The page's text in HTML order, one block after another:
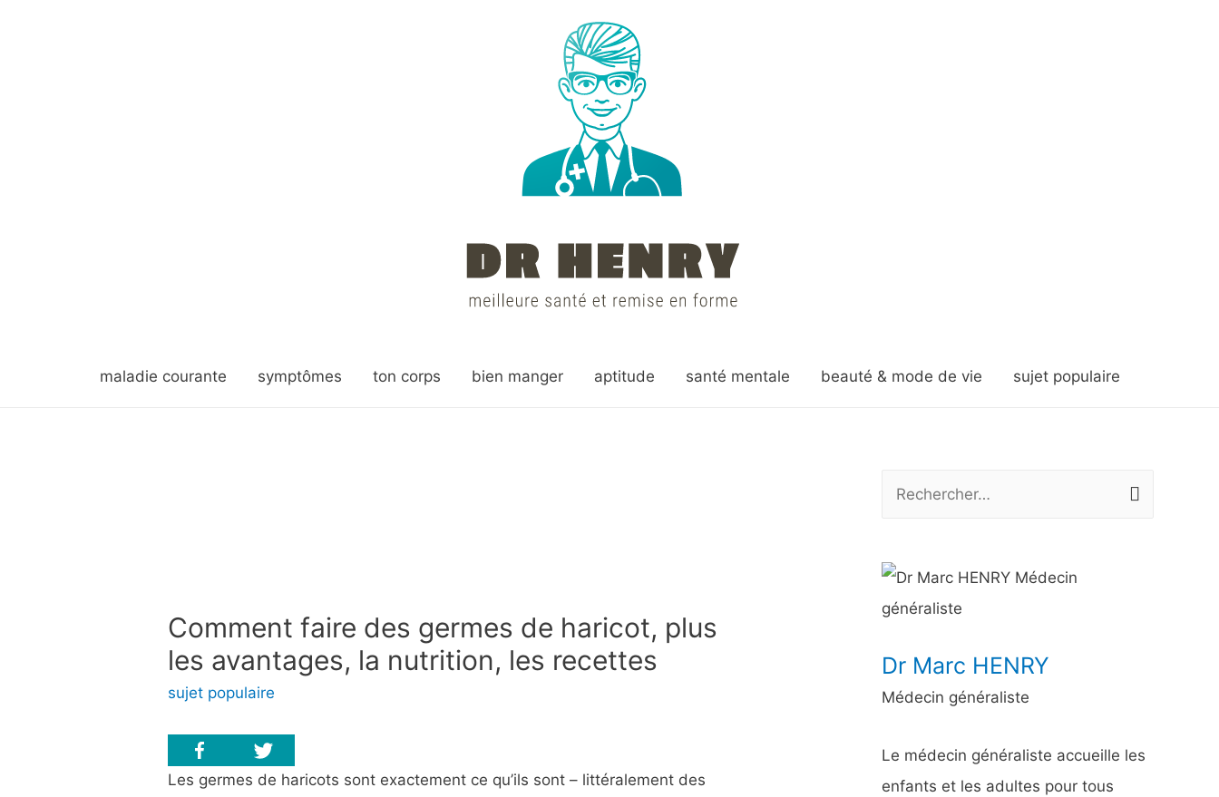
maladie courante symptômes ton corps bien manger aptitude santé mentale beauté & mode de vie sujet populaire
Comment faire des germes de haricot, plus
les avantages, la nutrition, les recettes
sujet populaire
Les germes de haricots sont exactement ce qu’ils sont – littéralement des
h
e
c
h
r
Dr Marc HENRY
Médecin généraliste
Le médecin généraliste accueille les
enfants et les adultes pour tous